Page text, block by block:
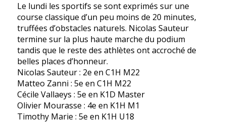
Le lundi les sportifs se sont exprimés sur une
course classique d’un peu moins de 20 minutes,
truffées d’obstacles naturels. Nicolas Sauteur
termine sur la plus haute marche du podium
tandis que le reste des athlètes ont accroché de
belles places d’honneur.
Nicolas Sauteur : 2e en C1H M22
Matteo Zanni : 5e en C1H M22
Cécile Vallaeys : 5e en K1D Master
Olivier Mourasse : 4e en K1H M1
Timothy Marie : 5e en K1H U18